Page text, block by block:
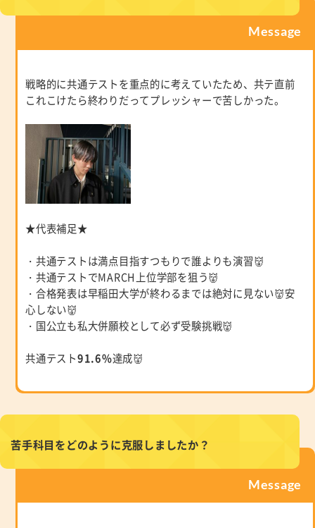
Message
戦略的に共通テストを重点的に考えていたため、共テ直前
これこけたら終わりだってプレッシャーで苦しかった。
★代表補足★
・共通テストは満点目指すつもりで誰よりも演習👹
・共通テストでMARCH上位学部を狙う👹
・合格発表は早稲田大学が終わるまでは絶対に見ない👹安
心しない👹
・国公立も私大併願校として必ず受験挑戦👹
共通テスト91.6%達成👹
苦手科目をどのように克服しましたか？
Message